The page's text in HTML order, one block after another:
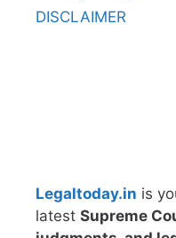
DISCLAIMER
Legaltoday.in is
latest Supreme